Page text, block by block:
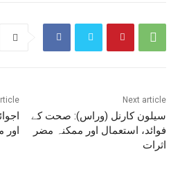
اور
Next article
سیلون کارنل (وراس): صحت کے
فوائد، استعمال اور ممکنہ مضر
اثرات